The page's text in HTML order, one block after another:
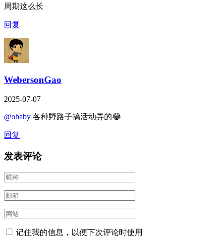
周期这么长
回复
WebersonGao
2025-07-07
@obaby 各种野路子搞活动弄的😂
回复
发表评论
记住我的信息，以便下次评论时使用